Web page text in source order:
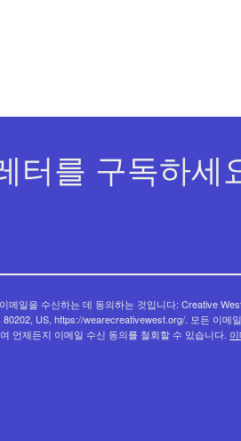
터를 구독하세
메일을 수신하는 데 동의하는 것입니다: Creative
US, https://wearecreativewest.org/. 모든 이메
언제든지 이메일 수신 동의를 철회할 수 있습니다.